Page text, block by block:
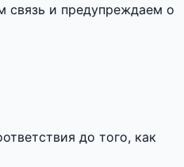
связь и предупреждаем о
до того, как